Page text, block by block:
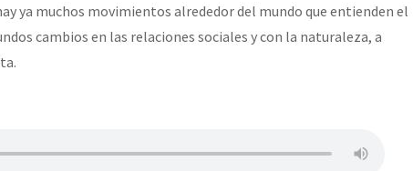
de Resistencia y Rebeldía
ya muchos movimientos alrededor del mundo que entienden el
cambios en las relaciones sociales y con la naturaleza, a